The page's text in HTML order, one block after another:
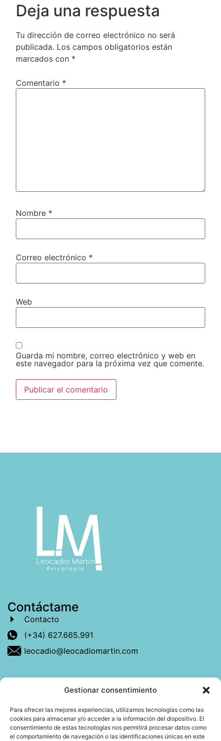
Gestionar consentimiento
Para ofrecer las mejores experiencias, utilizamos tecnologías como las
cookies para almacenar y/o acceder a la información del dispositivo. El
consentimiento de estas tecnologías nos permitirá procesar datos como
el comportamiento de navegación o las identificaciones únicas en este
Deja una respuesta
Tu dirección de correo electrónico no será
publicada. Los campos obligatorios están
marcados con *
Comentario *
Nombre *
Correo electrónico *
Web
Guarda mi nombre, correo electrónico y web en
este navegador para la próxima vez que comente.
Contáctame
Contacto
(+34) 627.665.991
leocadio@leocadiomartin.com
Descubre más sobre mí
Mi libro: La felicidad: qué ayuda y qué no.